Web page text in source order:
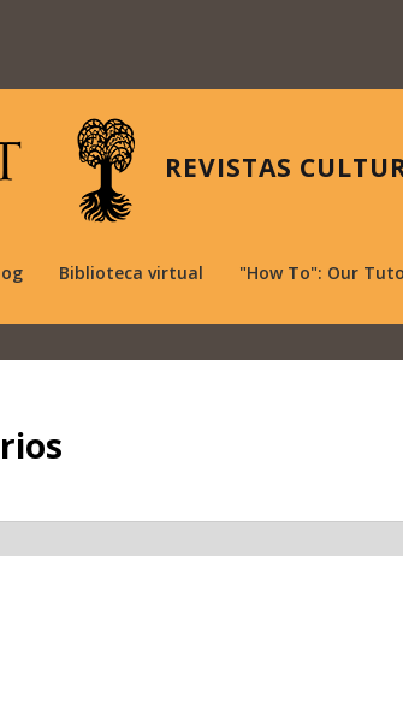
REVISTAS
Biblioteca virtual "How To": Our